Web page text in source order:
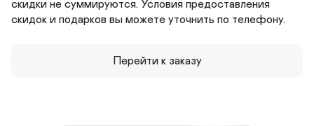
скидки не суммируются. Условия предоставления
скидок и подарков вы можете уточнить по телефону.
Перейти к заказу